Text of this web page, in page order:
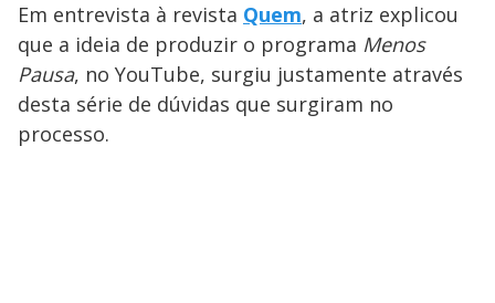
Em entrevista à revista Quem, a atriz explicou
que a ideia de produzir o programa Menos
Pausa, no YouTube, surgiu justamente através
desta série de dúvidas que surgiram no
processo.